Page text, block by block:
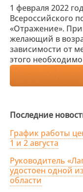
1 февраля 2022
Всероссийского
«Отражение».
желающий в
зависимости от
этого необходимо
Последние
График работы
1 и 2 августа
Руководитель
удостоен одной
области